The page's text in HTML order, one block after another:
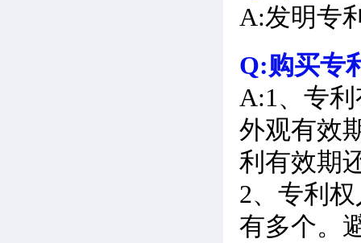
A:发明专
Q:购买专
A:1、专
外观有效
利有效期
2、专利
有多个。